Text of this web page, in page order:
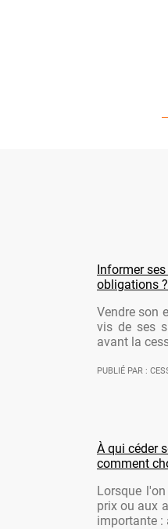
Informer
obligations ?
Vendre son
vis de ses
avant la
PUBLIÉ PAR :
À qui céder
comment
Lorsque
prix ou aux
importante :